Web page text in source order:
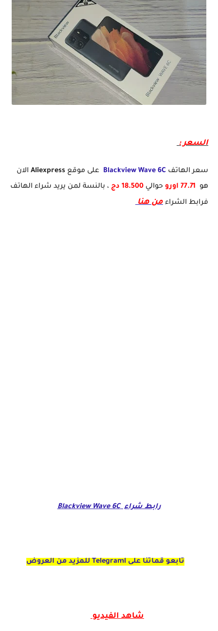
السعر :
سعر الهاتف Blackview Wave 6C على موقع Aliexpress الان
هو 77.71 اورو حوالي 18.500 دج ، بالنسة لمن يريد شراء الهاتف
فرابط الشراء من هنا
رابط شراء Blackview Wave 6C
تابعو قماتنا على Telegraml للمزيد من العروض
شاهد الفيديو